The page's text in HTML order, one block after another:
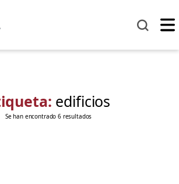
edificios
Se han encontrado 6 resultados